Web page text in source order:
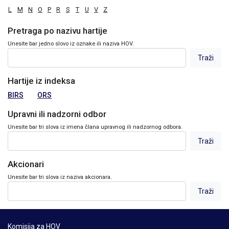
L M N O P R S T U V Z
Pretraga po nazivu hartije
Unesite bar jedno slovo iz oznake ili naziva HOV.
Hartije iz indeksa
BIRS ORS
Upravni ili nadzorni odbor
Unesite bar tri slova iz imena člana upravnog ili nadzornog odbora.
Akcionari
Unesite bar tri slova iz naziva akcionara.
Komisija za HOV